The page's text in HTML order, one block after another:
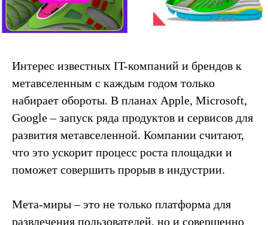
Интерес известных IT-компаний и брендов к
метавселенным с каждым годом только
набирает обороты. В планах Apple, Microsoft,
Google – запуск ряда продуктов и сервисов для
развития метавселенной. Компании считают,
что это ускорит процесс роста площадки и
поможет совершить прорыв в индустрии.
Мета-миры – это не только платформа для
развлечения пользователей, но и совершенно